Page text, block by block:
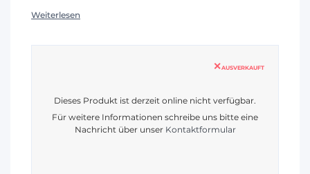
Weiterlesen
AUSVERKAUFT
Dieses Produkt ist derzeit online nicht verfügbar.
Für weitere Informationen schreibe uns bitte eine
Nachricht über unser Kontaktformular